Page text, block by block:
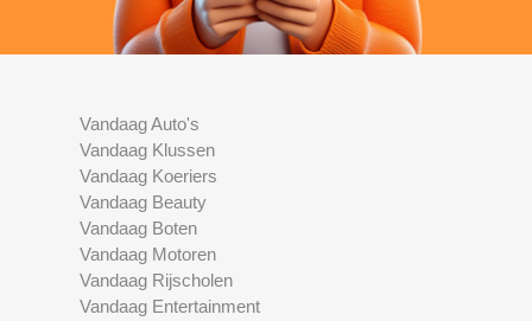
Vandaag Auto's
Vandaag Klussen
Vandaag Koeriers
Vandaag Beauty
Vandaag Boten
Vandaag Motoren
Vandaag Rijscholen
Vandaag Entertainment